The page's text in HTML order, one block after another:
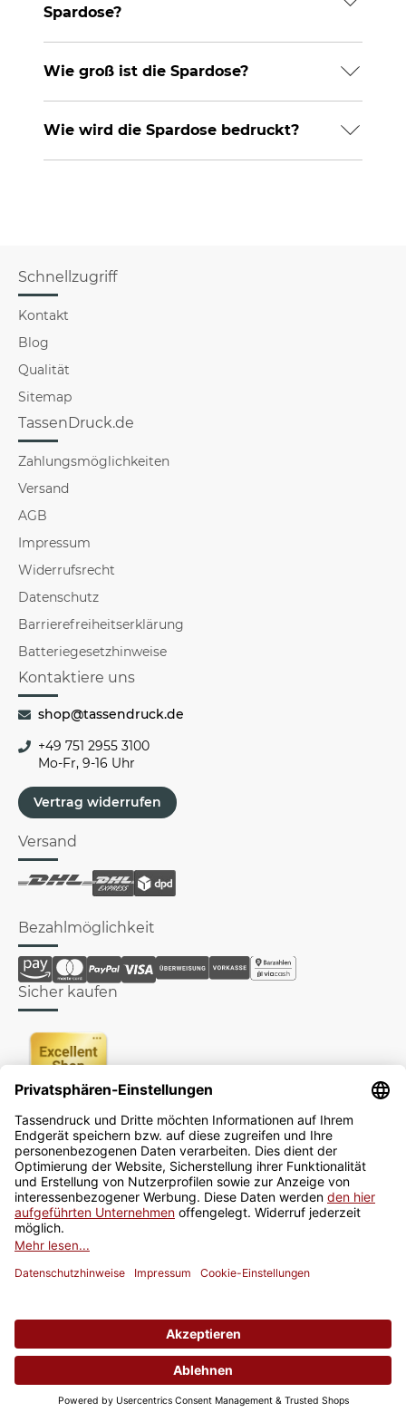
Spardose?
Wie groß ist die Spardose?
Wie wird die Spardose bedruckt?
Schnellzugriff
Kontakt
Blog
Qualität
Sitemap
TassenDruck.de
Zahlungsmöglichkeiten
Versand
AGB
Impressum
Widerrufsrecht
Datenschutz
Barrierefreiheitserklärung
Batteriegesetzhinweise
Kontaktiere uns
shop@tassendruck.de
+49 751 2955 3100
Mo-Fr, 9-16 Uhr
Vertrag widerrufen
Versand
Bezahlmöglichkeit
Sicher kaufen
Newsletter